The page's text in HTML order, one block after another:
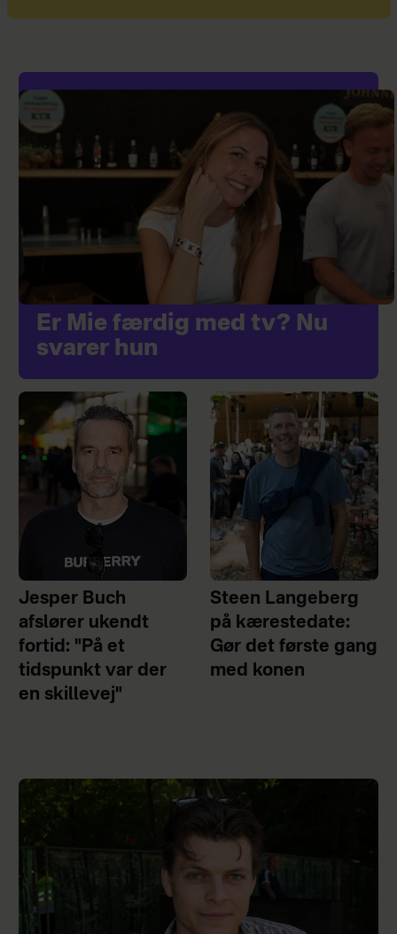
Er Mie færdig med tv? Nu
svarer hun
Jesper Buch
afslører ukendt
fortid: "På et
tidspunkt var der
en skillevej"
Steen Langeberg
på kærestedate:
Gør det første gang
med konen